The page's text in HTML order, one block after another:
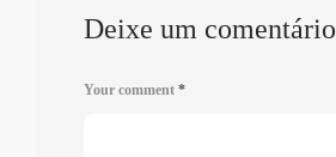
Deixe um comentário
Your comment *